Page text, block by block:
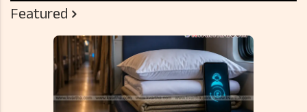
Featured